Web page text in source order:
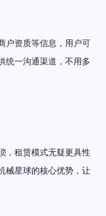
户资质等信息，用户可
统一沟通渠道，不用多
，租赁模式无疑更具性
械星球的核心优势，让